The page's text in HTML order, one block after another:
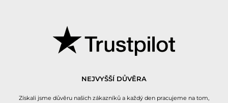
NEJVYŠŠÍ DŮVĚRA
Získali jsme důvěru našich zákazníků a každý den pracujeme na tom,